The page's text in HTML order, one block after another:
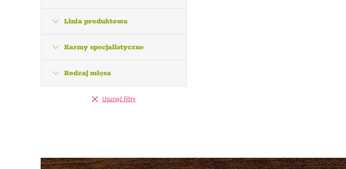
Linia produktowa
Karmy specjalistyczne
Rodzaj mięsa
Usunąć filtry
y